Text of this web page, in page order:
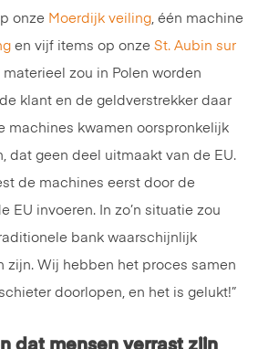
onze Moerdijk veiling, één machine
en vijf items op onze St. Aubin sur
materieel zou in Polen worden
klant en de geldverstrekker daar
machines kwamen oorspronkelijk
dat geen deel uitmaakt van de EU.
de machines eerst door de
EU invoeren. In zo’n situatie zou
bank waarschijnlijk
zijn. Wij hebben het proces samen
doorlopen, en het is gelukt!”